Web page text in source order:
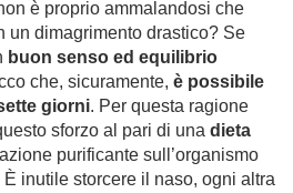
è proprio ammalandosi che
un dimagrimento drastico? Se
buon senso ed equilibrio
che, sicuramente, è possibile
giorni. Per questa ragione
sforzo al pari di una dieta
purificante sull’organismo
inutile storcere il naso, ogni altra